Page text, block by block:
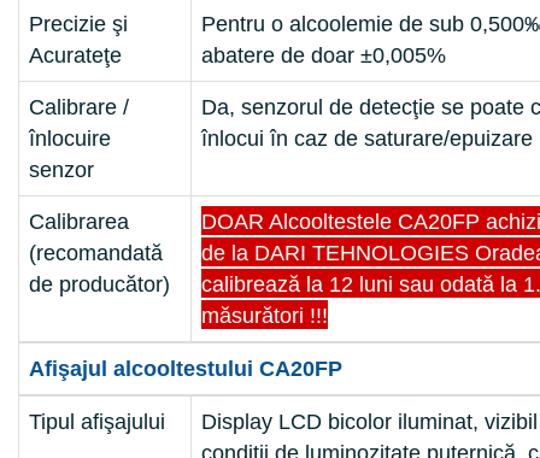
Precizie şi
Acurateţe
Pentru o alcoolemie de sub
abatere de doar ±0,005%
Calibrare /
înlocuire
senzor
Da, senzorul de detecţie se poate
înlocui în caz de saturare/epuizare
Calibrarea
(recomandată
de producător)
DOAR Alcooltestele CA20FP
de la DARI TEHNOLOGIES
calibrează la 12 luni sau odată la
măsurători !!!
Afişajul alcooltestului CA20FP
Tipul afişajului
Display LCD bicolor iluminat,
condiţii de luminozitate puternică,